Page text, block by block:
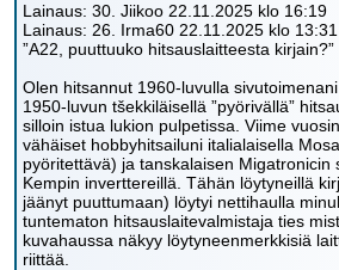
Lainaus: 30. Jiikoo 22.11.2025 klo 16:19
Lainaus: 26. Irma60 22.11.2025 klo 13:31
”A22, puuttuuko hitsauslaitteesta kirjain?”
Olen hitsannut 1960-luvulla
1950-luvun tšekkiläisellä ”pyörivällä”
silloin istua lukion pulpetissa. Viime
vähäiset hobbyhitsailuni italialaisella
pyöritettävä) ja tanskalaisen Migatronicin
Kempin inverttereillä. Tähän löytyneillä
jäänyt puuttumaan) löytyi nettihaulla
tuntematon hitsauslaitevalmistaja ties
kuvahaussa näkyy löytyneenmerkkisiä
riittää.